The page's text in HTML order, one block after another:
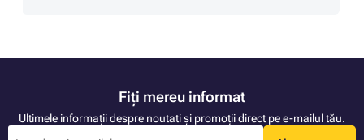
Fiți mereu informat
Ultimele informații despre noutati și promoții direct pe e-mailul tău.